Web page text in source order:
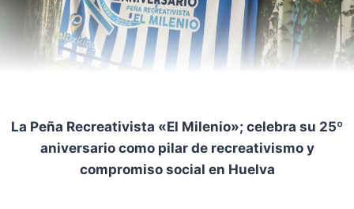
La Peña Recreativista «El Milenio»; celebra su 25º
aniversario como pilar de recreativismo y
compromiso social en Huelva